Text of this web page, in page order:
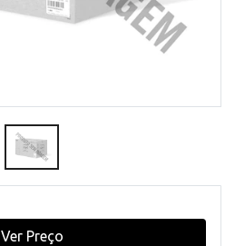
Ver Preço